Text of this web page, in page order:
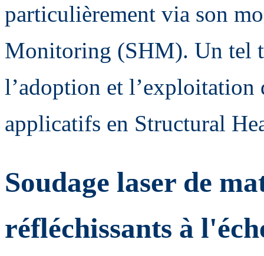
particulièrement via son
Monitoring (SHM). Un tel
l’adoption et l’exploitation
applicatifs en Structural
Soudage laser de
réfléchissants à